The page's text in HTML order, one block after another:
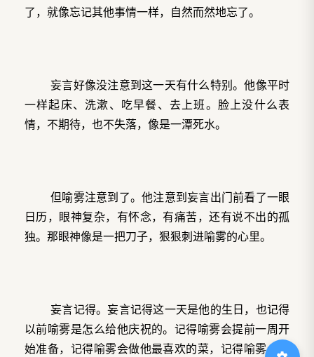
了，就像忘记其他事情一样，自然而然地忘了。
妄言好像没注意到这一天有什么特别。他像平时
一样起床、洗漱、吃早餐、去上班。脸上没什么表
情，不期待，也不失落，像是一潭死水。
但喻雾注意到了。他注意到妄言出门前看了一眼
日历，眼神复杂，有怀念，有痛苦，还有说不出的孤
独。那眼神像是一把刀子，狠狠刺进喻雾的心里。
妄言记得。妄言记得这一天是他的生日，也记得
以前喻雾是怎么给他庆祝的。记得喻雾会提前一周开
始准备，记得喻雾会做他最喜欢的菜，记得喻雾会买